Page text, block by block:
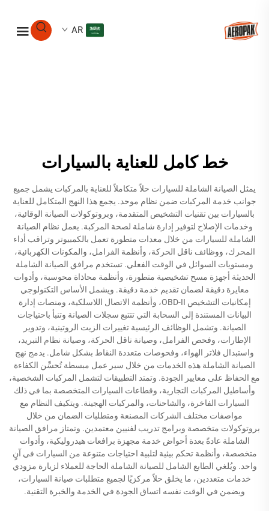
AR
خط كامل للعناية بالسيارات
يمثل الصيانة الشاملة للسيارات حلاً متكاملاً للعناية بالمركبات يشمل جميع
جوانب خدمة المركبات ضمن نظام موحد. يجمع هذا النهج المتكامل للعناية
بالسيارات بين تقنيات التشخيص المتقدمة، وبروتوكولات الصيانة الوقائية،
وخدمات الإصلاح لتوفير إدارة شاملة لصحة المركبة. يعمل نظام الصيانة
الشاملة للسيارات من خلال معدات متطورة تعمل بالكمبيوتر وتراقب أداء
المحرك، ووظائف ناقل الحركة، وأنظمة الفرامل، والمكونات الكهربائية،
ومستويات السوائل في الوقت الفعلي. تستخدم مرافق الصيانة الشاملة
الحديثة أجهزة مسح تشخيصية متطورة، وأنظمة محاذاة محوسبة، وأدوات
معايرة دقيقة لضمان تقديم خدمة دقيقة. ويشمل الأساس التكنولوجي
إمكانيات التشخيص OBD-II، وأنظمة الاتصال اللاسلكية، ومنصات إدارة
البيانات المستندة إلى السحابة التي تتتبع سجلات الصيانة وتنبأ باحتياجات
الصيانة. وتشمل الوظائف الرئيسية تغييرات الزيت الروتينية، وتدوير
الإطارات، وفحص الفرامل، وصيانة ناقل الحركة، وصيانة نظام التبريد،
واستبدال فلاتر الهواء، وفحوصات متعددة النقاط بشكل شامل. يدمج نهج
الصيانة الشاملة هذه الخدمات من خلال سير عمل مبسطة تُحسِّن الكفاءة
مع الحفاظ على معايير الجودة. وتمتد التطبيقات لتشمل المركبات الشخصية،
وأساطيل المركبات التجارية، وقطاعات السيارات المتخصصة بما في ذلك
السيارات الفاخرة، والشاحنات، والمركبات الهجينة. ويتكيف النظام مع
مواصفات مختلف الشركات المصنعة ومتطلبات الضمان من خلال
بروتوكولات متخصصة وبرامج تدريب لفنيين معتمدين. وتمتاز مرافق الصيانة
الشاملة عادةً بعدة أحواض خدمة مجهزة برافعات هيدروليكية، وأدوات
متخصصة، وأنظمة تحكم بيئية لتلبية احتياجات متنوعة من السيارات في آنٍ
واحد. ويُلغي الطابع الشامل للصيانة الشاملة الحاجة للعملاء لزيارة مزودي
خدمات متعددين، ما يخلق حلاً مركزيًا لجميع متطلبات صيانة السيارات،
ويضمن في الوقت نفسه اتساق الجودة في الخدمة والخبرة التقنية.